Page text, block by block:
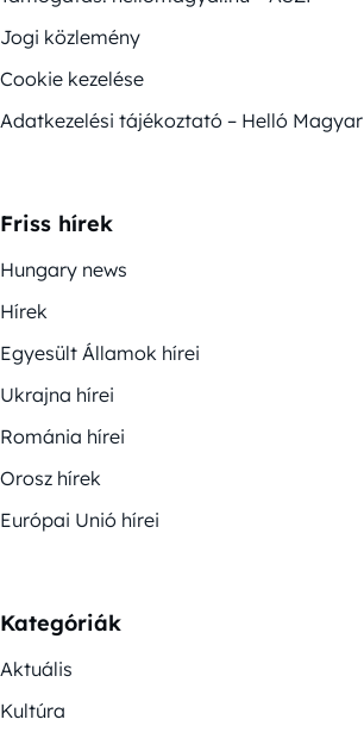
Jogi közlemény
Cookie kezelése
Adatkezelési tájékoztató – Helló Magyar
Friss hírek
Hungary news
Hírek
Egyesült Államok hírei
Ukrajna hírei
Románia hírei
Orosz hírek
Európai Unió hírei
Kategóriák
Aktuális
Kultúra